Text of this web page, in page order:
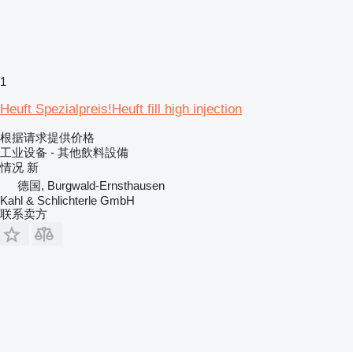
1
Heuft Spezialpreis!Heuft fill high injection
根据请求提供价格
工业设备 - 其他飲料設備
情况 新
德国, Burgwald-Ernsthausen
Kahl & Schlichterle GmbH
联系卖方